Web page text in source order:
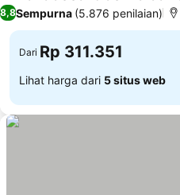
8,8Sempurna (5.876 penilaian)
Dari Rp 311.351
Lihat harga dari 5 situs web